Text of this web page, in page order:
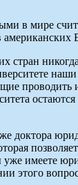
в мире
американских
стран
проводить
доктора
позволяет
уже имеете
этого